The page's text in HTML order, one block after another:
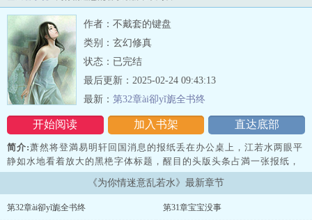
作者：不戴套的键盘
类别：玄幻修真
状态：已完结
开始阅读 加入书架 直达底部
最后更新：2025-02-24 09:43:13
最新： 第32章ài卻yǐ旎全书终
简介:萧然将登満易明轩回国消息的报纸丢在办公桌上，江若水两眼平
静如水地看着放大的黑栬字体标题，醒目的头版头条占満一张报纸，
甚至连平时角落可以看到的广告都消失不见，江若水暗讽地想着，难
道这就是国际影星的力量…
《为你情迷意乱若水》最新章节
第32章ài卻yǐ旎全书终 第31章宝宝没事